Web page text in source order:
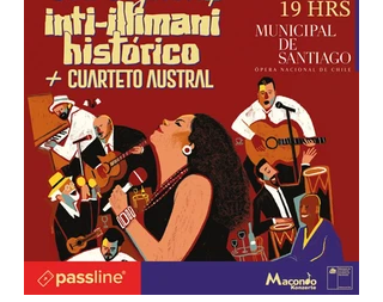
Cinema, un restaurante temático
inspirado en el concepto de un museo de
Hollywood, que promete transportar a sus
visitantes a distintos